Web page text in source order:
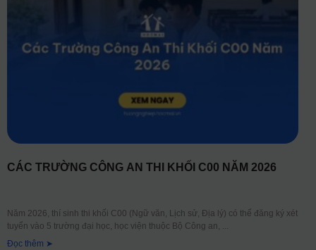
CÁC TRƯỜNG CÔNG AN THI KHỐI C00 NĂM 2026
Năm 2026, thí sinh thi khối C00 (Ngữ văn, Lịch sử, Địa lý) có thể đăng ký xét
tuyển vào 5 trường đại học, học viện thuộc Bộ Công an,
Đọc thêm ➤